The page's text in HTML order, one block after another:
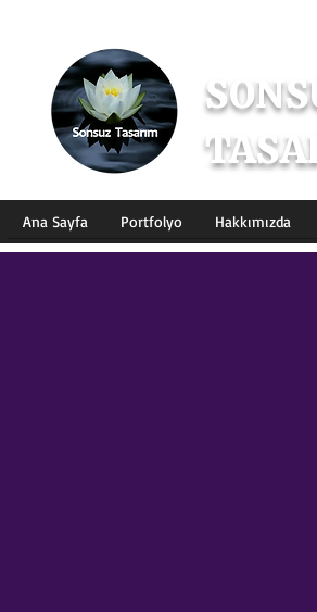
Ana Sayfa Portfolyo Hakkımızda